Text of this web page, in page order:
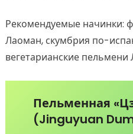
Рекомендуемые начинки:
Лаоман, скумбрия по-
вегетарианские
Пельменная
(Jinguyuan